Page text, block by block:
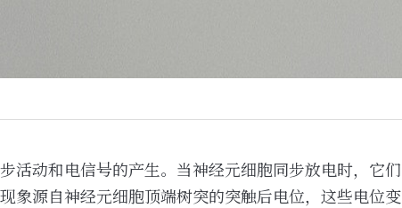
活动和电信号的产生。当神经元细胞同步放电时，它们
象源自神经元细胞顶端树突的突触后电位，这些电位变